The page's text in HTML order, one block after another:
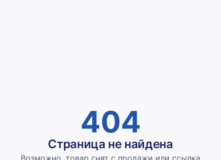
404
Страница не найдена
Возможно, товар снят с продажи или ссылка